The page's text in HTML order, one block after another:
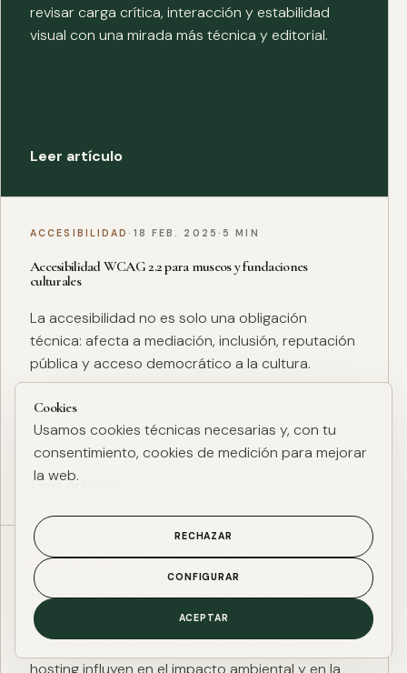
revisar carga crítica, interacción y estabilidad
visual con una mirada más técnica y editorial.
Leer artículo
ACCESIBILIDAD · 18 FEB. 2025 · 5 MIN
Accesibilidad WCAG 2.2 para museos y fundaciones
culturales
La accesibilidad no es solo una obligación
técnica: afecta a mediación, inclusión, reputación
pública y acceso democrático a la cultura.
Leer artículo
ESG DIGITAL·27 ENE. 2025·4 MIN
Huella de carbono digital: cómo medir y reducir el impacto
ESG de una web
El peso de página, las imágenes, los scripts y el
hosting influyen en el impacto ambiental y en la
Cookies
Usamos cookies técnicas necesarias y, con tu
consentimiento, cookies de medición para mejorar
la web.
RECHAZAR
CONFIGURAR
ACEPTAR